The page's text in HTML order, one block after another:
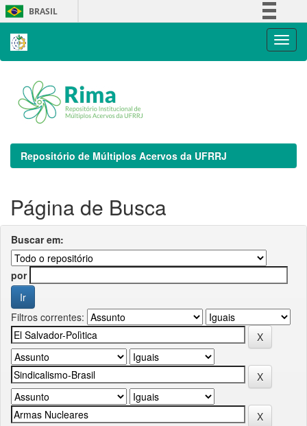
Skip
navigation
BRASIL
Repositório de Múltiplos Acervos da UFRRJ
Página de Busca
Buscar em:
por
Filtros correntes: